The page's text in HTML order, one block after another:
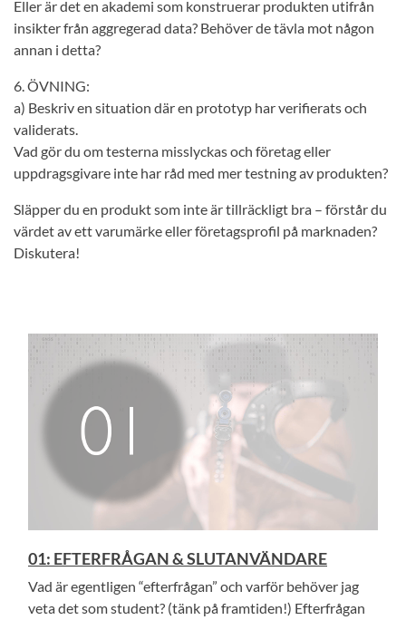
Eller är det en akademi som konstruerar produkten utifrån
insikter från aggregerad data? Behöver de tävla mot någon
annan i detta?
6. ÖVNING:
a) Beskriv en situation där en prototyp har verifierats och
validerats.
Vad gör du om testerna misslyckas och företag eller
uppdragsgivare inte har råd med mer testning av produkten?
Släpper du en produkt som inte är tillräckligt bra – förstår du
värdet av ett varumärke eller företagsprofil på marknaden?
Diskutera!
01: EFTERFRÅGAN & SLUTANVÄNDARE
Vad är egentligen “efterfrågan” och varför behöver jag
veta det som student? (tänk på framtiden!) Efterfrågan